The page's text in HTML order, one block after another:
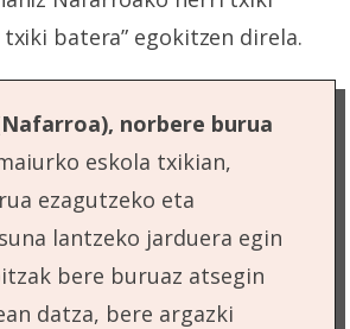
batera” egokitzen direla.
norbere burua
eskola txikian,
ezagutzeko eta
lantzeko jarduera egin
bere buruaz atsegin
datza, bere argazki